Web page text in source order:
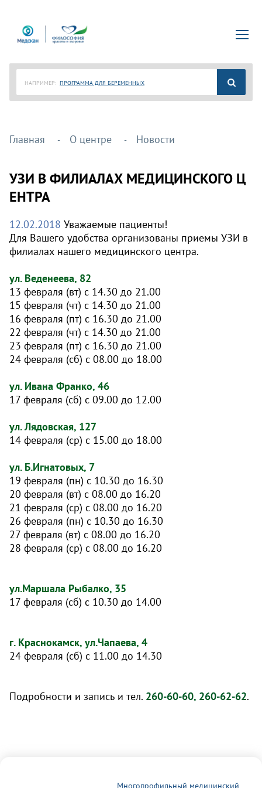
НАПРИМЕР: ПРОГРАММА ДЛЯ БЕРЕМЕННЫХ
Главная О центре Новости
УЗИ В ФИЛИАЛАХ МЕДИЦИНСКОГО Ц
ЕНТРА
12.02.2018 Уважаемые пациенты!
Для Вашего удобства организованы приемы УЗИ в
филиалах нашего медицинского центра.
ул. Веденеева, 82
13 февраля (вт) с 14.30 до 21.00
15 февраля (чт) с 14.30 до 21.00
16 февраля (пт) с 16.30 до 21.00
22 февраля (чт) с 14.30 до 21.00
23 февраля (пт) с 16.30 до 21.00
24 февраля (сб) с 08.00 до 18.00
ул. Ивана Франко, 46
17 февраля (сб) с 09.00 до 12.00
ул. Лядовская, 127
14 февраля (ср) с 15.00 до 18.00
ул. Б.Игнатовых, 7
19 февраля (пн) с 10.30 до 16.30
20 февраля (вт) с 08.00 до 16.20
21 февраля (ср) с 08.00 до 16.20
26 февраля (пн) с 10.30 до 16.30
27 февраля (вт) с 08.00 до 16.20
28 февраля (ср) с 08.00 до 16.20
ул.Маршала Рыбалко, 35
17 февраля (сб) с 10.30 до 14.00
г. Краснокамск, ул.Чапаева, 4
24 февраля (сб) с 11.00 до 14.30
Подробности и запись и тел. 260-60-60, 260-62-62.
Многопрофильный медицинский